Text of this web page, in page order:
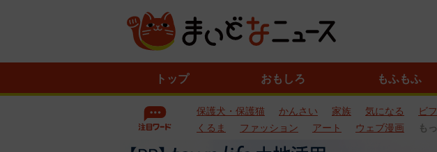
トップ おもしろ もふもふ
保護犬・保護猫 かんさい 家族 気になる ビ
くるま
ファッション アート ウェブ漫画 も